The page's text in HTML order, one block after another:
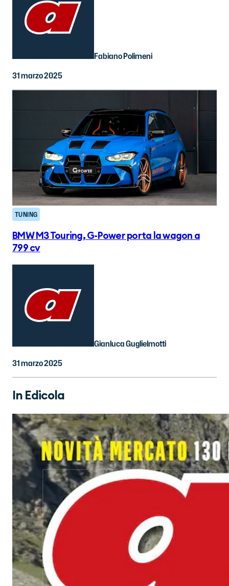
Fabiano Polimeni
31 marzo 2025
TUNING
BMW M3 Touring, G-Power porta la wagon a
799 cv
Gianluca Guglielmotti
31 marzo 2025
In Edicola